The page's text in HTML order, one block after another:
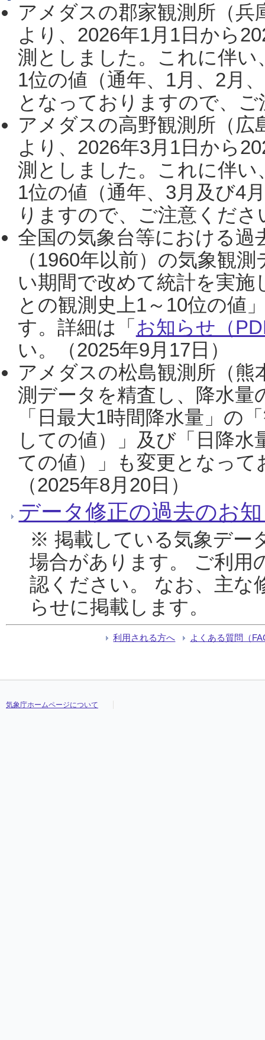
アメダスの郡家観測所（
より、2026年1月1日から
測としました。これに伴い
1位の値（通年、1月、2月
となっておりますので、
アメダスの高野観測所（
より、2026年3月1日から
測としました。これに伴い
1位の値（通年、3月及び4
りますので、ご注意くだ
全国の気象台等における過
（1960年以前）の気象観
い期間で改めて統計を実
との観測史上1～10位の値
す。詳細は「 お知らせ（
い。（2025年9月17日）
アメダスの松島観測所（熊
測データを精査し、降水
「日最大1時間降水量」の
しての値）」及び「日降
ての値）」も変更となっ
（2025年8月20日）
データ修正の過去のお
※ 掲載している気象デー
場合があります。 ご利用
認ください。 なお、主な
らせに掲載します。
利用される方へ よくある質問（
気象庁ホームページについて